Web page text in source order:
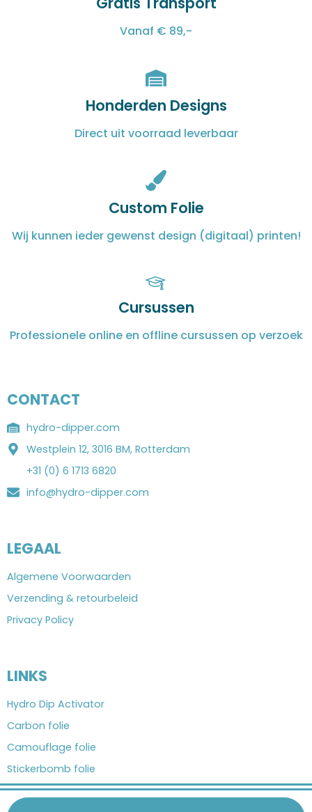
Vanaf € 89,-
Honderden Designs
Direct uit voorraad leverbaar
Custom Folie
Wij kunnen ieder gewenst design (digitaal) printen!
Cursussen
Professionele online en offline cursussen op verzoek
CONTACT
hydro-dipper.com
Westplein 12, 3016 BM, Rotterdam
+31 (0) 6 1713 6820
info@hydro-dipper.com
LEGAAL
Algemene Voorwaarden
Verzending & retourbeleid
Privacy Policy
LINKS
Hydro Dip Activator
Carbon folie
Camouflage folie
Stickerbomb folie